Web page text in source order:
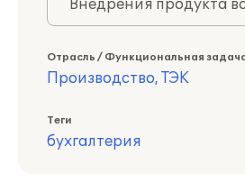
Внедрения продукта
Отрасль / Функциональная
Производство, ТЭК
Теги
бухгалтерия